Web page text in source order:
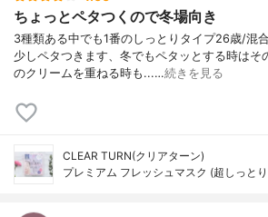
ちょっとペタつくので冬場向き
3種類ある中でも1番のしっとりタイプ26歳/混
少しペタつきます、冬でもペタッとする時はそ
のクリームを重ねる時も...…続きを見る
CLEAR TURN(クリアターン)
プレミアム フレッシュマスク (超しっと